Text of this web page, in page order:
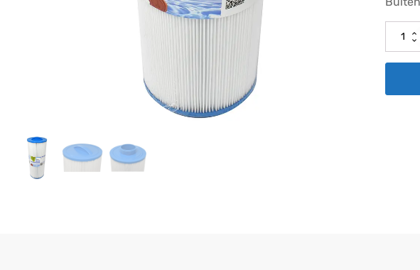
Filter
Darlly